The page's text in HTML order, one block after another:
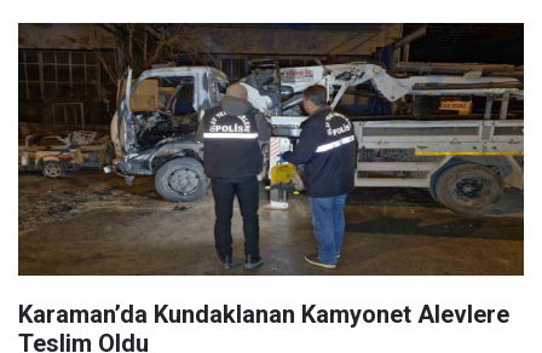
Karaman’da Kundaklanan Kamyonet Alevlere
Teslim Oldu